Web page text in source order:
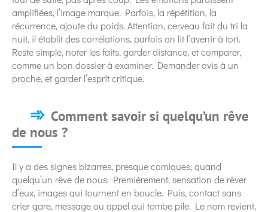
amplifiées, l’image marque. Parfois, la répétition, la
récurrence, ajoute du poids. Attention, cerveau fait du tri la
nuit, il établit des corrélations, parfois on lit l’avenir à tort.
Reste simple, noter les faits, garder distance, et comparer,
comme un bon dossier à examiner. Demander avis à un
proche, et garder l’esprit critique.
Comment savoir si quelqu’un rêve
de nous ?
Il y a des signes bizarres, presque comiques, quand
quelqu’un rêve de nous. Premièrement, sensation de rêver
d’eux, images qui tournent en boucle. Puis, contact sans
crier gare, message ou appel qui tombe pile. Le nom revient,